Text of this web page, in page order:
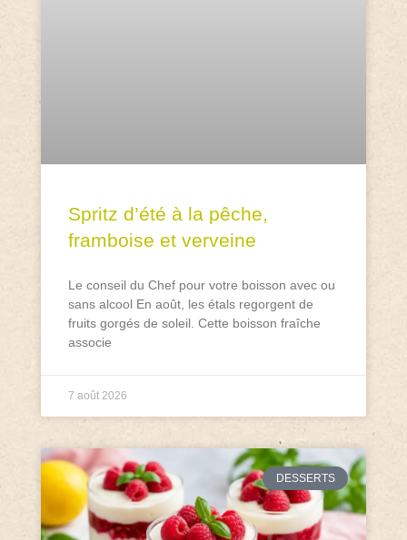
Spritz d’été à la pêche,
framboise et verveine
Le conseil du Chef pour votre boisson avec ou
sans alcool En août, les étals regorgent de
fruits gorgés de soleil. Cette boisson fraîche
associe
7 août 2026
DESSERTS